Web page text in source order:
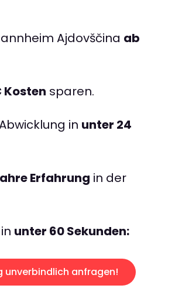
Ajdovščina ab
Kosten sparen.
in unter 24
Erfahrung in der
unter 60 Sekunden:
unverbindlich anfragen!